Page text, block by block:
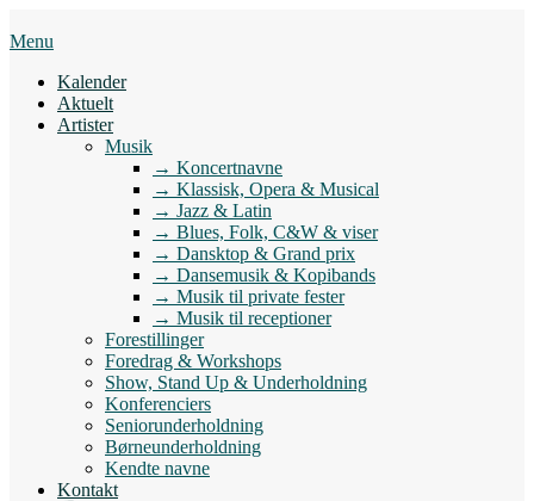
to
Menu
Kalender
Aktuelt
Artister
Musik
→ Koncertnavne
→ Klassisk, Opera & Musical
→ Jazz & Latin
→ Blues, Folk, C&W & viser
→ Dansktop & Grand prix
→ Dansemusik & Kopibands
→ Musik til private fester
→ Musik til receptioner
Forestillinger
Foredrag & Workshops
Show, Stand Up & Underholdning
Konferenciers
Seniorunderholdning
Børneunderholdning
Kendte navne
Kontakt